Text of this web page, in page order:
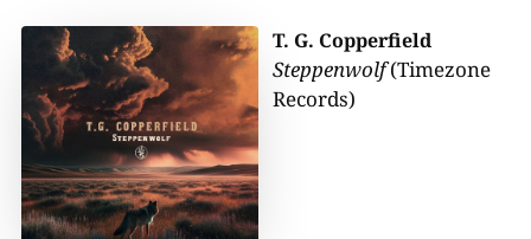
T. G. Copperfield
Steppenwolf(Timezone
Records)